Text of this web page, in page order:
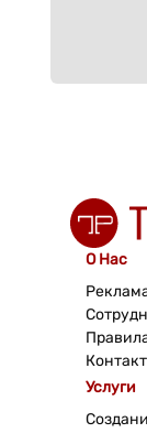
О Нас
Услуги